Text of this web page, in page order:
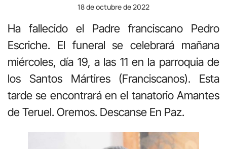
18 de octubre de 2022
Ha fallecido el Padre franciscano Pedro
Escriche. El funeral se celebrará mañana
miércoles, día 19, a las 11 en la parroquia de
los Santos Mártires (Franciscanos). Esta
tarde se encontrará en el tanatorio Amantes
de Teruel. Oremos. Descanse En Paz.